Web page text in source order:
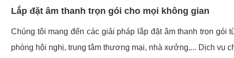
Lắp đặt âm thanh trọn gói cho mọi không gian
Chúng tôi mang đến các giải pháp lắp đặt âm thanh trọn gói
phòng hội nghị, trung tâm thương mại, nhà xưởng,... Dịch vụ